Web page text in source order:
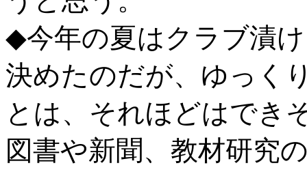
◆今年の夏はクラブ漬
決めたのだが、ゆっく
とは、それほどはでき
図書や新聞、教材研究